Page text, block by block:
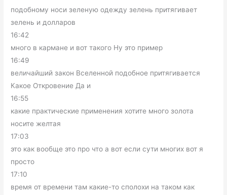
подобному носи зеленую одежду зелень притягивает
зелень и долларов
16:42
много в кармане и вот такого Ну это пример
16:49
величайший закон Вселенной подобное притягивается
Какое Откровение Да и
16:55
какие практические применения хотите много золота
носите желтая
17:03
это как вообще это про что а вот если сути многих вот я
просто
17:10
время от времени там какие-то сполохи на таком как